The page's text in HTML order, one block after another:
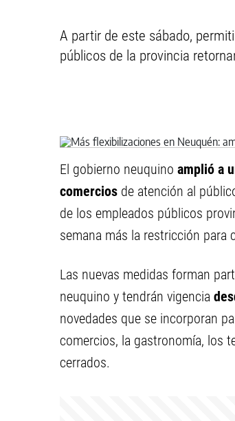
A partir de este sábado,
públicos de la provincia
El gobierno neuquino amplió a
comercios de atención al
de los empleados públicos
semana más la restricción para
Las nuevas medidas forman
neuquino y tendrán vigencia
novedades que se incorporan
comercios, la gastronomía, los
cerrados.